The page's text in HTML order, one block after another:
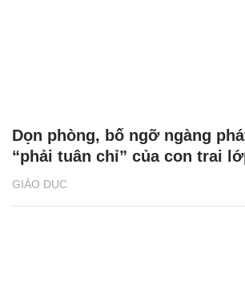
GIÁO DỤC
Dọn phòng, bố ngỡ ngàng
“phải tuân chỉ” của con trai